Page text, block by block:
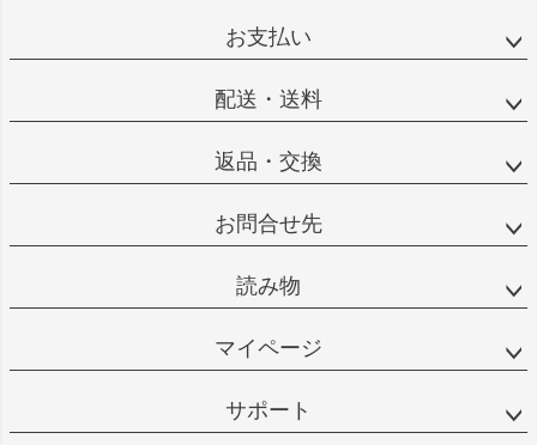
お支払い
配送・送料
返品・交換
お問合せ先
読み物
マイページ
サポート